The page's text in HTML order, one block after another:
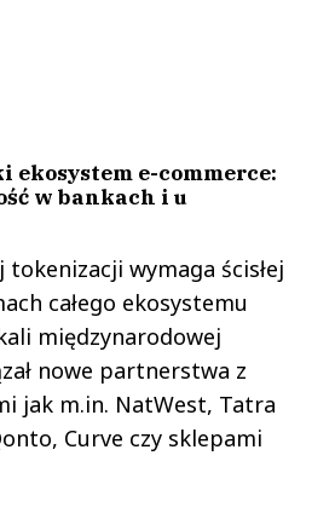
ekosystem e-commerce:
w bankach i u
tokenizacji wymaga ścisłej
całego ekosystemu
międzynarodowej
nowe partnerstwa z
jak m.in. NatWest, Tatra
Curve czy sklepami